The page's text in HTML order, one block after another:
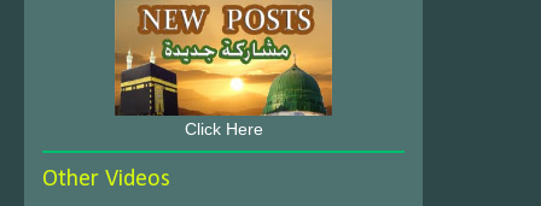
Click Here
Other Videos